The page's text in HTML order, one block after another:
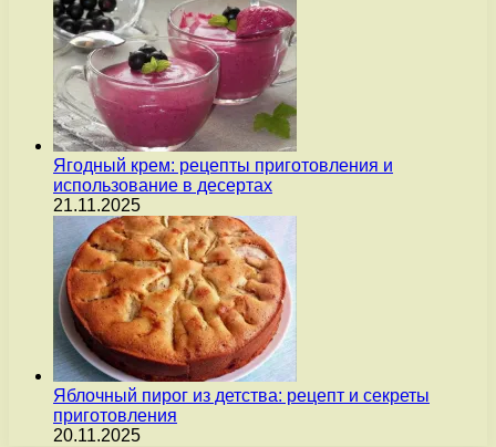
Ягодный крем: рецепты приготовления и
использование в десертах
21.11.2025
Яблочный пирог из детства: рецепт и секреты
приготовления
20.11.2025